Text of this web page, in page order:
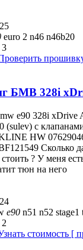
euro 2 n46 n46b20
БМВ 328i
e90 328i xDrive
(sulev) с
HW
Сколько
стоить ? У меня
тюн на него
e90 n51 n52 stage1
стоимость [